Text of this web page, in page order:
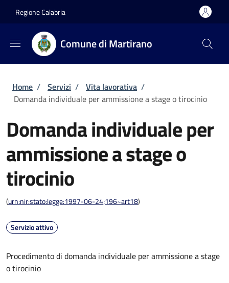
Regione Calabria
Comune di Martirano
Briciole di pane
Home / Servizi / Vita lavorativa /
Domanda individuale per ammissione a stage o tirocinio
Domanda individuale per
ammissione a stage o
tirocinio
(urn:nir:stato:legge:1997-06-24;196~art18)
Servizio attivo
Procedimento di domanda individuale per ammissione a stage
o tirocinio